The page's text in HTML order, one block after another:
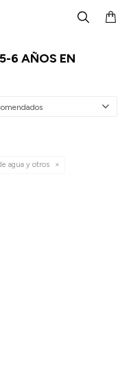
6 AÑOS EN
agua y otros